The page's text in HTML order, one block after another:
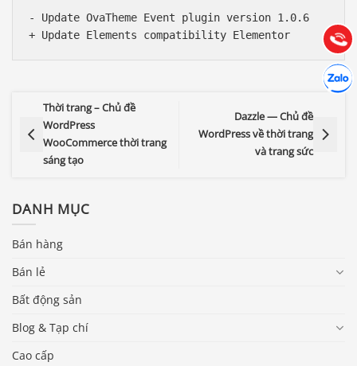
- Update OvaTheme Event plugin version 1.0.6
Thời trang – Chủ đề
WordPress
WooCommerce thời trang
sáng tạo
Dazzle — Chủ đề
WordPress về thời trang
và trang sức
DANH MỤC
Bán hàng
Bán lẻ
Bất động sản
Blog & Tạp chí
Cao cấp
Gọi
(028) 22.166.144
Chát
Tư vấn